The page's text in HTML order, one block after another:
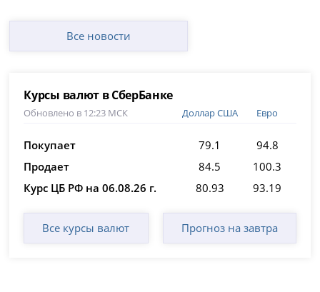
Все новости
Курсы валют в СберБанке
Обновлено в 12:23 МСК Доллар США Евро
Покупает 79.1
94.8
Продает
84.5
100.3
Курс ЦБ РФ на 06.08.26 г.
80.93 93.19
Все курсы валют Прогноз на завтра